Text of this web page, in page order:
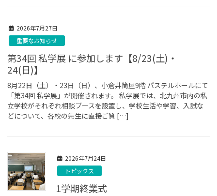
2026年7月27日
重要なお知らせ
第34回 私学展 に参加します【8/23(土)・
24(日)】
8月22日（土）・23日（日）、小倉井筒屋9階 パステルホールにて
「第34回 私学展」が開催されます。 私学展では、北九州市内の私
立学校がそれぞれ相談ブースを設置し、学校生活や学習、入試な
どについて、各校の先生に直接ご質 […]
2026年7月24日
トピックス
1学期終業式